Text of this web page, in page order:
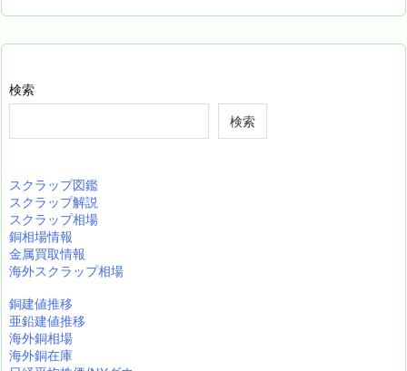
検索
検索
スクラップ図鑑
スクラップ解説
スクラップ相場
銅相場情報
金属買取情報
海外スクラップ相場
銅建値推移
亜鉛建値推移
海外銅相場
海外銅在庫